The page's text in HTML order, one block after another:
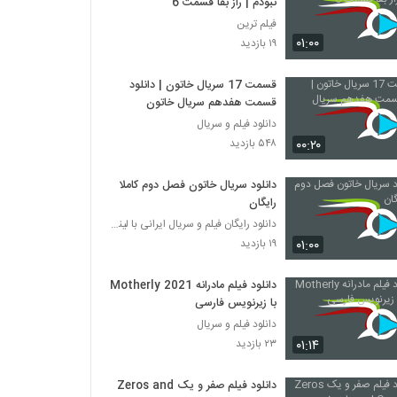
۰۱:۰۰
فیلم ترین
۱۹ بازدید
۰۰:۲۰
قسمت 17 سریال خاتون | دانلود
قسمت هفدهم سریال خاتون
دانلود فیلم و سریال
۵۴۸ بازدید
۰۱:۰۰
دانلود سریال خاتون فصل دوم کاملا
رایگان
دانلود رایگان فیلم و سریال ایرانی با لینک مستقیم
۱۹ بازدید
۰۱:۱۴
دانلود فیلم مادرانه Motherly 2021
با زیرنویس فارسی
دانلود فیلم و سریال
۲۳ بازدید
دانلود فیلم صفر و یک Zeros and